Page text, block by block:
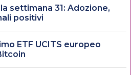
settimana 31: Adozione,
positivi
ETF UCITS europeo